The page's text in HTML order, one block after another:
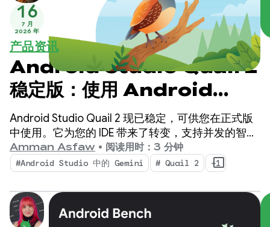
16
7 月
2026 年
产品资讯
Android Studio Quail 2
稳定版：使用 Android
Studio AI 智能体执行多项任
务
Android Studio Quail 2 现已稳定，可供您在正式版
中使用。它为您的 IDE 带来了转变，支持并发的智能
体工作流、原生集成的内存泄漏分析，以及可感知上
下文的崩溃修复。
Amman Asfaw • 阅读用时：3 分钟
#Android Studio 中的 Gemini # Quail 2 +1